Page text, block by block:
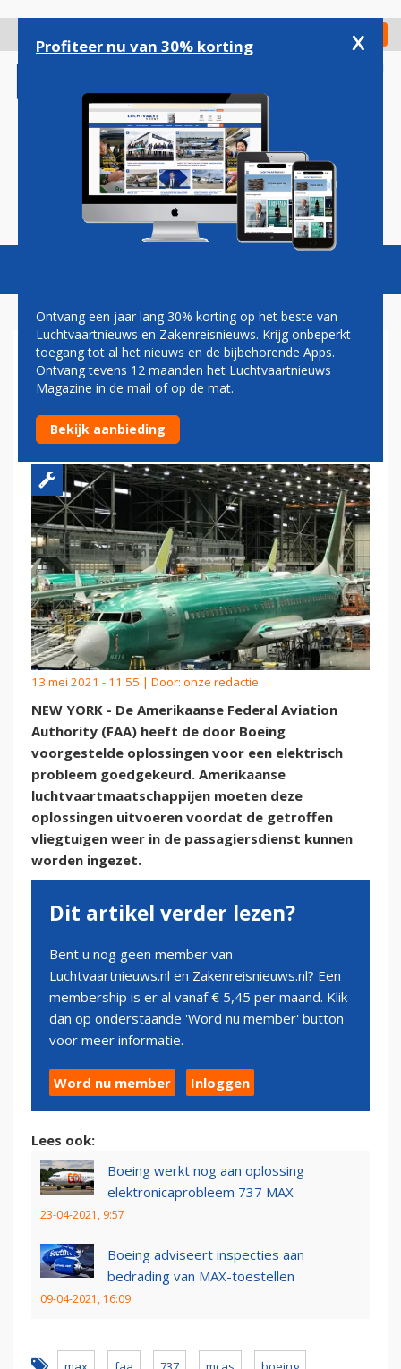
gaan
Check in
Magazine Podcasts Vacatures
FAA KEURT OPLOSSINGEN
BOEING GOED VOOR LAATSTE
MAX-PROBLEEM
13 mei 2021 - 11:55 | Door: onze redactie
NEW YORK - De Amerikaanse Federal Aviation
Authority (FAA) heeft de door Boeing
voorgestelde oplossingen voor een elektrisch
probleem goedgekeurd. Amerikaanse
luchtvaartmaatschappijen moeten deze
oplossingen uitvoeren voordat de getroffen
vliegtuigen weer in de passagiersdienst kunnen
worden ingezet.
Dit artikel verder lezen?
Bent u nog geen member van
Luchtvaartnieuws.nl en Zakenreisnieuws.nl? Een
membership is er al vanaf € 5,45 per maand. Klik
dan op onderstaande 'Word nu member' button
voor meer informatie.
Word nu member Inloggen
Lees ook:
Boeing werkt nog aan oplossing
elektronicaprobleem 737 MAX
23-04-2021, 9:57
Boeing adviseert inspecties aan
bedrading van MAX-toestellen
09-04-2021, 16:09
Profiteer nu van 30% korting x
Ontvang een jaar lang 30% korting op het beste van
Luchtvaartnieuws en Zakenreisnieuws. Krijg onbeperkt
toegang tot al het nieuws en de bijbehorende Apps.
Ontvang tevens 12 maanden het Luchtvaartnieuws
Magazine in de mail of op de mat.
Bekijk aanbieding